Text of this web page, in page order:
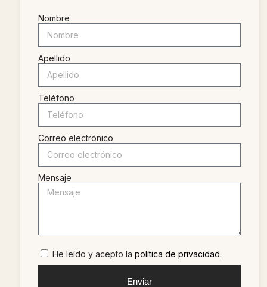
Nombre
Apellido
Teléfono
Correo electrónico
Mensaje
He leído y acepto la política de privacidad.
Enviar